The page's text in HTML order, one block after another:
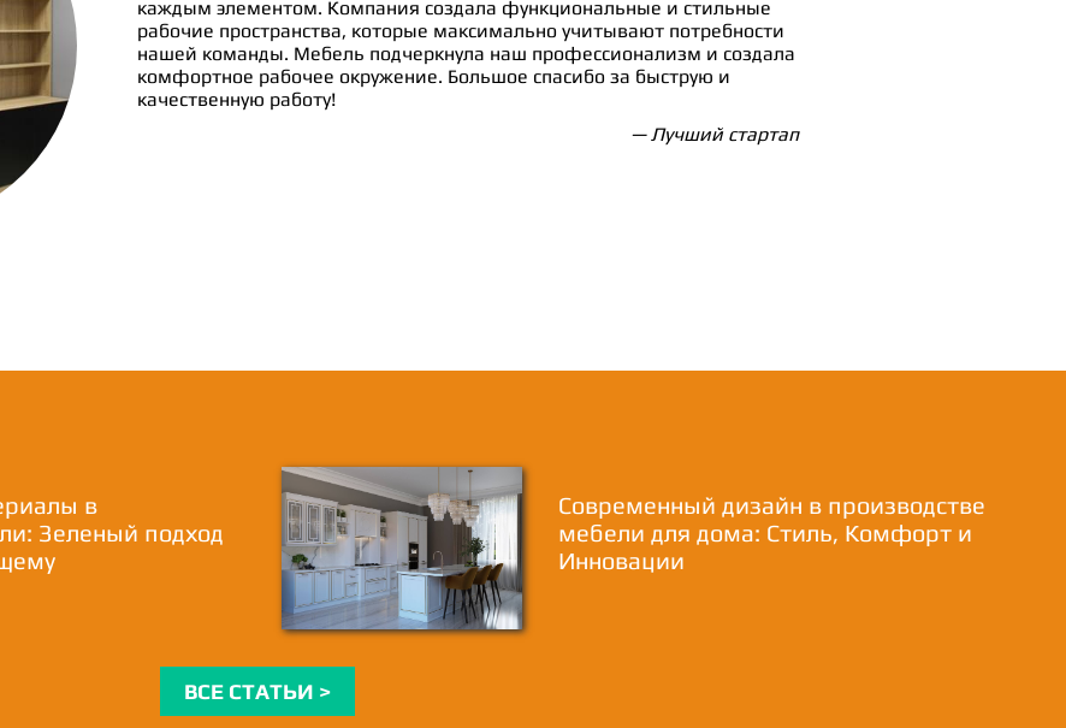
каждым элементом. Компания создала функциональные и стильные
рабочие пространства, которые максимально учитывают потребности
нашей команды. Мебель подчеркнула наш профессионализм и создала
комфортное рабочее окружение. Большое спасибо за быструю и
качественную работу!
— Лучший стартап
в
Зеленый подход
Современный дизайн в производстве
мебели для дома: Стиль, Комфорт и
Инновации
ВСЕ СТАТЬИ >